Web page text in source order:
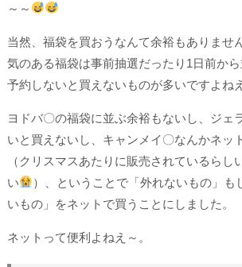
～～
当然、福袋を買おうなんて余裕もありませ
気のある福袋は事前抽選だったり1日前か
予約しないと買えないものが多いですよねえ
ヨドバ〇の福袋に並ぶ余裕もないし、ジェ
いと買えないし、キャンメイ〇なんかネッ
（クリスマスあたりに販売されているらし
い
）、ということで「外れないもの」も
いもの」をネットで買うことにしました。
ネットって便利よねえ～。